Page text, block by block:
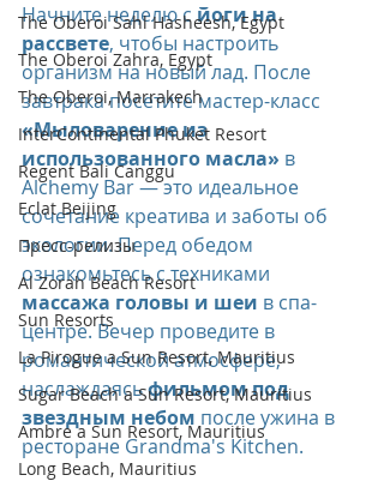
The Oberoi Sahl Hasheesh, Egypt
The Oberoi Zahra, Egypt
The Oberoi, Marrakech
InterContinental Phuket Resort
Regent Bali Canggu
Eclat Beijing
Пресс-релизы
Al Zorah Beach Resort
Sun Resorts
La Pirogue a Sun Resort, Mauritius
Sugar Beach a Sun Resort, Mauritius
Ambre a Sun Resort, Mauritius
Long Beach, Mauritius
Начните неделю с йоги на
рассвете, чтобы настроить
организм на новый лад. После
завтрака посетите мастер-класс
«Мыловарение из
использованного масла» в
Alchemy Bar — это идеальное
сочетание креатива и заботы об
экологии. Перед обедом
ознакомьтесь с техниками
массажа головы и шеи в спа-
центре. Вечер проведите в
романтической атмосфере,
наслаждаясь фильмом под
звездным небом после ужина в
ресторане Grandma's Kitchen.